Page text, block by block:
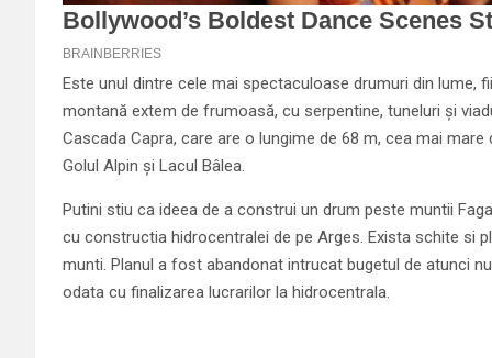
Este unul dintre cele mai spectaculoase drumuri din lume,
montană extem de frumoasă, cu serpentine, tuneluri şi
Cascada Capra, care are o lungime de 68 m, cea mai
Golul Alpin şi Lacul Bâlea.
Putini stiu ca ideea de a construi un drum peste muntii
cu constructia hidrocentralei de pe Arges. Exista schite si
munti. Planul a fost abandonat intrucat bugetul de atunci
odata cu finalizarea lucrarilor la hidrocentrala.